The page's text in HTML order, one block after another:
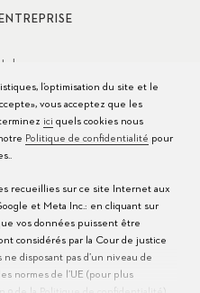
ENTREPRISE
Jobs
Presse
l’optimisation du site et le
vous acceptez que les
ici quels cookies nous
Politique de confidentialité pour
recueillies sur ce site Internet aux
et Meta Inc.: en cliquant sur
vos données puissent être
considérés par la Cour de justice
disposant pas d’un niveau de
normes de l’UE (pour plus